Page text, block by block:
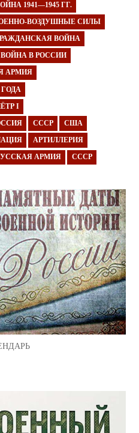
1941—1945 ГГ.
ВОЗДУШНЫЕ СИЛЫ
ВОЙНА
В РОССИИ
АРМИЯ
I
СССР США
АРТИЛЛЕРИЯ
АРМИЯ СССР